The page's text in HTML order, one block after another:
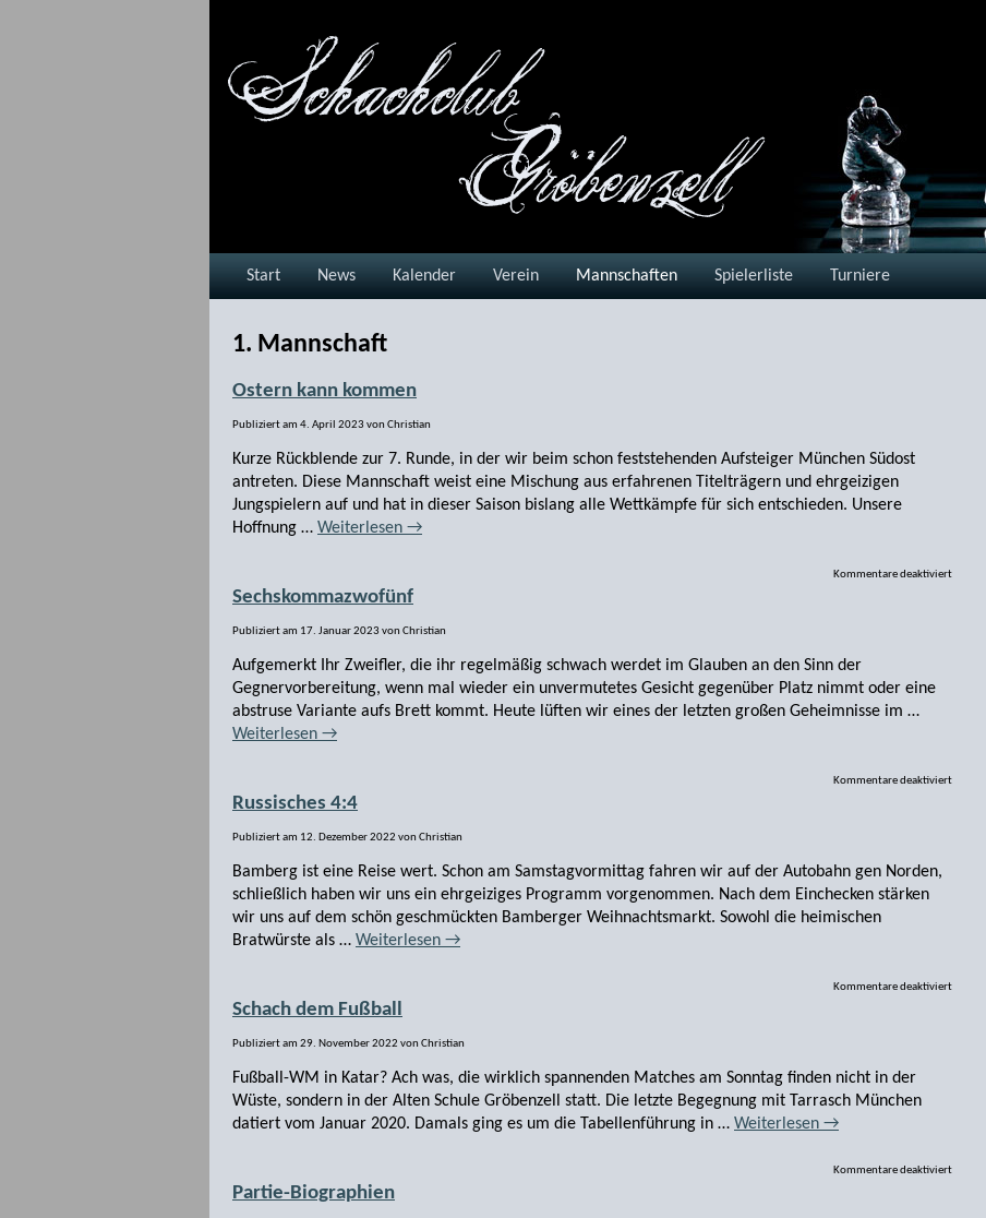
Start News Kalender Verein Mannschaften Spielerliste Turniere
1. Mannschaft
Ostern kann kommen
Publiziert am 4. April 2023 vonChristian
Kurze Rückblende zur 7. Runde, in der wir beim schon feststehenden Aufsteiger München Südost
antreten. Diese Mannschaft weist eine Mischung aus erfahrenen Titelträgern und ehrgeizigen
Jungspielern auf und hat in dieser Saison bislang alle Wettkämpfe für sich entschieden. Unsere
Hoffnung … Weiterlesen →
Kommentare deaktiviert
Sechskommazwofünf
Publiziert am 17. Januar 2023 vonChristian
Aufgemerkt Ihr Zweifler, die ihr regelmäßig schwach werdet im Glauben an den Sinn der
Gegnervorbereitung, wenn mal wieder ein unvermutetes Gesicht gegenüber Platz nimmt oder eine
abstruse Variante aufs Brett kommt. Heute lüften wir eines der letzten großen Geheimnisse im …
Weiterlesen →
Kommentare deaktiviert
Russisches 4:4
Publiziert am 12. Dezember 2022 vonChristian
Bamberg ist eine Reise wert. Schon am Samstagvormittag fahren wir auf der Autobahn gen Norden,
schließlich haben wir uns ein ehrgeiziges Programm vorgenommen. Nach dem Einchecken stärken
wir uns auf dem schön geschmückten Bamberger Weihnachtsmarkt. Sowohl die heimischen
Bratwürste als … Weiterlesen →
Kommentare deaktiviert
Schach dem Fußball
Publiziert am 29. November 2022 vonChristian
Fußball-WM in Katar? Ach was, die wirklich spannenden Matches am Sonntag finden nicht in der
Wüste, sondern in der Alten Schule Gröbenzell statt. Die letzte Begegnung mit Tarrasch München
datiert vom Januar 2020. Damals ging es um die Tabellenführung in … Weiterlesen →
Kommentare deaktiviert
Partie-Biographien